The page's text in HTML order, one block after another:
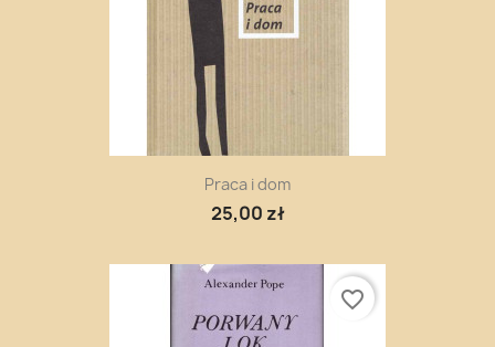
Praca i dom
25,00 zł
favorite_border